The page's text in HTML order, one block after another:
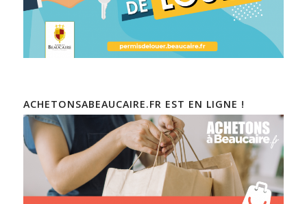
ACHETONSABEAUCAIRE.FR EST EN LIGNE !